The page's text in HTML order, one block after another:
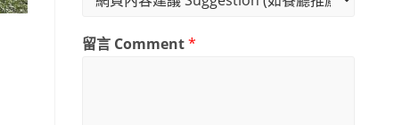
留言 Comment*